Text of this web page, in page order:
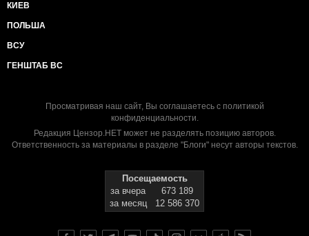
КИЕВ
ПОЛЬША
ВСУ
ГЕНШТАБ ВС
Просматривая наш сайт, Вы соглашаетесь с политикой
конфиденциальности.
Редакция Цензор.НЕТ может не разделять позицию авторов.
Ответственность за материалы в разделе "Блоги" несут авторы текстов.
Посещаемость
за вчера
673 189
за месяц
12 586 370